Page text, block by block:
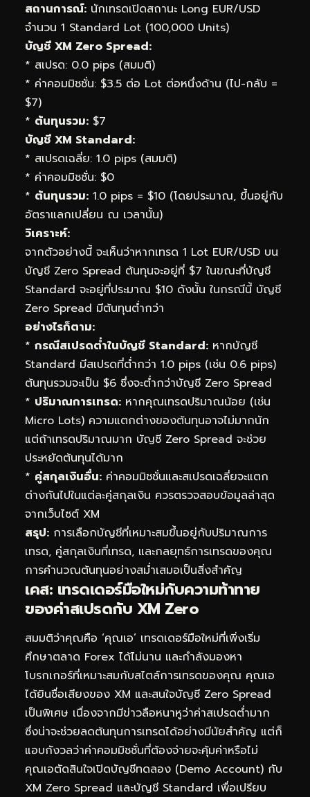
สถานการณ์: นักเทรดเปิดสถานะ Long EUR/USD
จำนวน 1 Standard Lot (100,000 Units)
บัญชี XM Zero Spread:
* สเปรด: 0.0 pips (สมมติ)
* ค่าคอมมิชชั่น: $3.5 ต่อ Lot ต่อหนึ่งด้าน (ไป-กลับ =
$7)
* ต้นทุนรวม: $7
บัญชี XM Standard:
* สเปรดเฉลี่ย: 1.0 pips (สมมติ)
* ค่าคอมมิชชั่น: $0
* ต้นทุนรวม: 1.0 pips = $10 (โดยประมาณ, ขึ้นอยู่กับ
อัตราแลกเปลี่ยน ณ เวลานั้น)
วิเคราะห์:
จากตัวอย่างนี้ จะเห็นว่าหากเทรด 1 Lot EUR/USD บน
บัญชี Zero Spread ต้นทุนจะอยู่ที่ $7 ในขณะที่บัญชี
Standard จะอยู่ที่ประมาณ $10 ดังนั้น ในกรณีนี้ บัญชี
Zero Spread มีต้นทุนต่ำกว่า
อย่างไรก็ตาม:
* กรณีสเปรดต่ำในบัญชี Standard: หากบัญชี
Standard มีสเปรดที่ต่ำกว่า 1.0 pips (เช่น 0.6 pips)
ต้นทุนรวมจะเป็น $6 ซึ่งจะต่ำกว่าบัญชี Zero Spread
* ปริมาณการเทรด: หากคุณเทรดปริมาณน้อย (เช่น
Micro Lots) ความแตกต่างของต้นทุนอาจไม่มากนัก
แต่ถ้าเทรดปริมาณมาก บัญชี Zero Spread จะช่วย
ประหยัดต้นทุนได้มาก
* คู่สกุลเงินอื่น: ค่าคอมมิชชั่นและสเปรดเฉลี่ยจะแตก
ต่างกันไปในแต่ละคู่สกุลเงิน ควรตรวจสอบข้อมูลล่าสุด
จากเว็บไซต์ XM
สรุป: การเลือกบัญชีที่เหมาะสมขึ้นอยู่กับปริมาณการ
เทรด, คู่สกุลเงินที่เทรด, และกลยุทธ์การเทรดของคุณ
การคำนวณต้นทุนอย่างสม่ำเสมอเป็นสิ่งสำคัญ
เคส: เทรดเดอร์มือใหม่กับความท้าทาย
ของค่าสเปรดกับ XM Zero
สมมติว่าคุณคือ ‘คุณเอ’ เทรดเดอร์มือใหม่ที่เพิ่งเริ่ม
ศึกษาตลาด Forex ได้ไม่นาน และกำลังมองหา
โบรกเกอร์ที่เหมาะสมกับสไตล์การเทรดของคุณ คุณเอ
ได้ยินชื่อเสียงของ XM และสนใจบัญชี Zero Spread
เป็นพิเศษ เนื่องจากมีข่าวลือหนาหูว่าค่าสเปรดต่ำมาก
ซึ่งน่าจะช่วยลดต้นทุนการเทรดได้อย่างมีนัยสำคัญ แต่ก็
แอบกังวลว่าค่าคอมมิชชั่นที่ต้องจ่ายจะคุ้มค่าหรือไม่
คุณเอตัดสินใจเปิดบัญชีทดลอง (Demo Account) กับ
XM Zero Spread และบัญชี Standard เพื่อเปรียบ